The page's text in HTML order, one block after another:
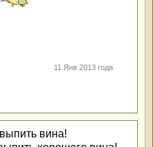
11 Янв 2013 года
вина!